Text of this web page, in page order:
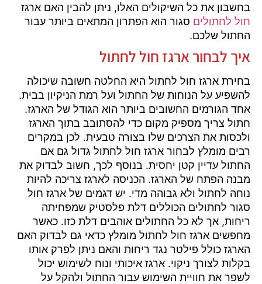
בחשבון את כל השיקולים האלו, ניתן להבין האם ארגז
חול לחתולים סגור הוא הפתרון המתאים ביותר עבור
החתול שלכם.
איך לבחור ארגז חול לחתול
בחירת ארגז חול לחתול היא החלטה חשובה שיכולה
להשפיע על הנוחות של החתול ועל רמת הניקיון בבית.
אחד הגורמים החשובים ביותר הוא הגודל של הארגז.
חתול צריך מספיק מקום כדי להסתובב בתוך הארגז
ולכסות את הצרכים שלו בצורה טבעית. לכן במקרים
רבים מומלץ לבחור ארגז חול לחתול גדול גם אם
החתול עדיין קטן יחסית. בנוסף לכך, חשוב לבדוק את
מבנה הפתח של הארגז. הכניסה לארגז צריכה להיות
נוחה לחתול ולא גבוהה מדי. יש דגמים של ארגז חול
סגור לחתולים הכוללים דלת פלסטיק שמפחיתה
ריחות, אך לא כל החתולים אוהבים דלת כזו. כאשר
מחפשים ארגז חול לחתול מומלץ כדאי גם לבדוק האם
הארגז כולל פילטר נגד ריחות והאם ניתן לפרק אותו
בקלות לצורך ניקוי. ארגז איכותי ונוח לשימוש יכול
לשפר את חוויית השימוש עבור החתול ולהקל על